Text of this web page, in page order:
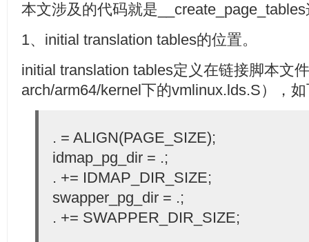
本文涉及的代码就是
1、initial translation tables的位置。
initial translation tables定义在链接脚本文
arch/arm64/kernel下的vmlinux.lds.S），
. = ALIGN(PAGE_SIZE);
idmap_pg_dir = .;
. += IDMAP_DIR_SIZE;
swapper_pg_dir = .;
. += SWAPPER_DIR_SIZE;